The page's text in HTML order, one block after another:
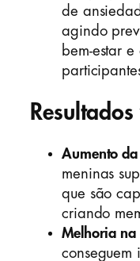
de
agindo
bem-estar
Aumento
meninas
que são
criando
Melhoria na